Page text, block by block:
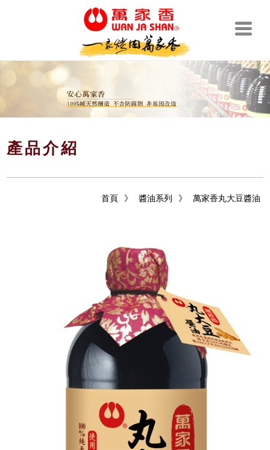
產品介紹
萬家香丸大豆醬油
》
醬油系列
》
首頁